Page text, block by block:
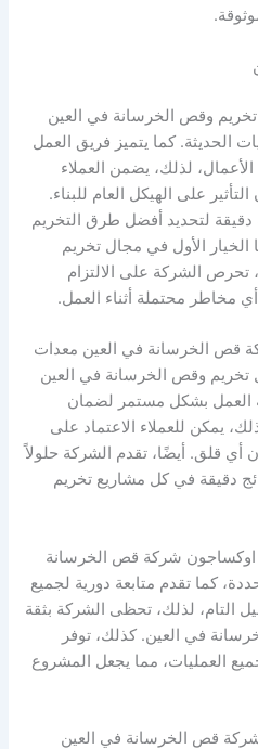
وقص الخرسانة في العين
الحديثة. كما يتميز فريق العمل
لذلك، يضمن العملاء
على الهيكل العام للبناء.
لتحديد أفضل طرق التخريم
الأول في مجال تخريم
تحرص الشركة على الالتزام
أي مخاطر محتملة أثناء العمل.
قص الخرسانة في العين معدات
تخريم وقص الخرسانة في العين
العمل بشكل مستمر لضمان
يمكن للعملاء الاعتماد على
قلق. أيضًا، تقدم الشركة حلولاً
دقيقة في كل مشاريع تخريم
اوكساجون شركة قص الخرسانة
كما تقدم متابعة دورية لجميع
التام، لذلك، تحظى الشركة بثقة
في العين. كذلك، توفر
العمليات، مما يجعل المشروع
قص الخرسانة في العين